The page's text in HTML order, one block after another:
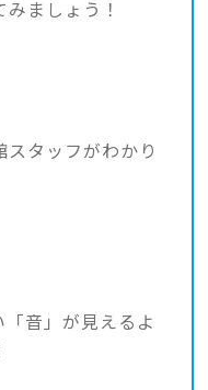
ましょう！
スタッフがわかり
音」が見えるよ